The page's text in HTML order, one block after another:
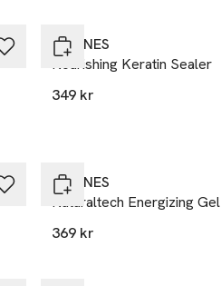
DAVINES
Nourishing Keratin Sealer
349 kr
DAVINES
Naturaltech Energizing Gel
369 kr